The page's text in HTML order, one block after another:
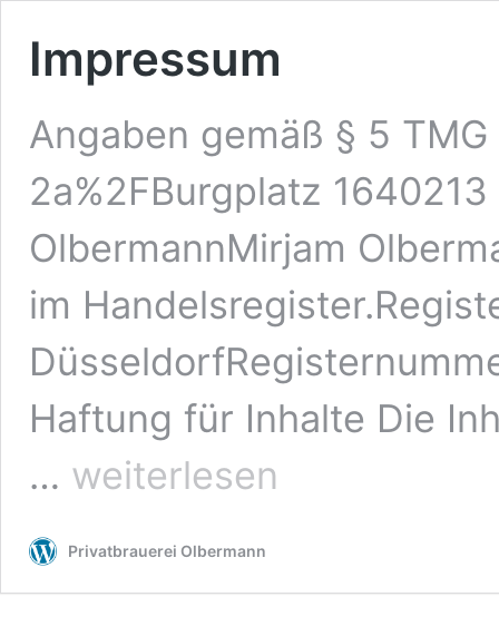
Impressum
Angaben gemäß § 5
2a%2FBurgplatz
OlbermannMirjam
im
Haftung für Inhalte Die
…
Impressum
weiterlesen
Privatbrauerei Olbermann